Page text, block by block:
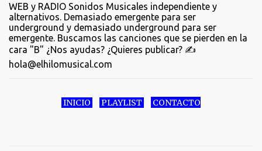
WEB y RADIO Sonidos Musicales independiente y
alternativos. Demasiado emergente para ser
underground y demasiado underground para ser
emergente. Buscamos las canciones que se pierden en la
cara "B" ¿Nos ayudas? ¿Quieres publicar? ✍️
hola@elhilomusical.com
INICIO PLAYLIST CONTACTO